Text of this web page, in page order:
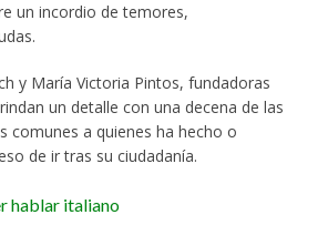
un incordio de temores,
y María Victoria Pintos, fundadoras
un detalle con una decena de las
comunes a quienes ha hecho o
de ir tras su ciudadanía.
hablar italiano